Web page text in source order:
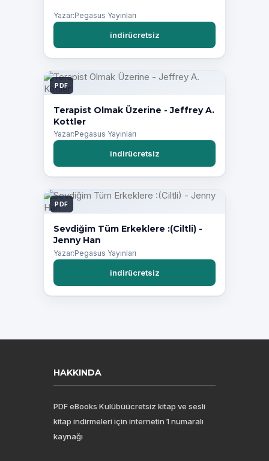
Yazar:Pegasus Yayınları
indirücretsiz
PDF
Terapist Olmak Üzerine - Jeffrey A.
Kottler
Yazar:Pegasus Yayınları
indirücretsiz
PDF
Sevdiğim Tüm Erkeklere :(Ciltli) -
Jenny Han
Yazar:Pegasus Yayınları
indirücretsiz
HAKKINDA
PDF eBooks Kulübüücretsiz kitap ve sesli
kitap indirmeleri için internetin 1 numaralı
kaynağı